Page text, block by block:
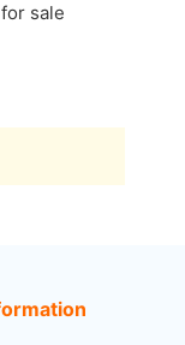
sale